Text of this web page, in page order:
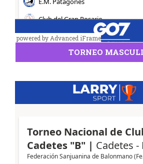
powered by Advanced iFrame
TORNEO